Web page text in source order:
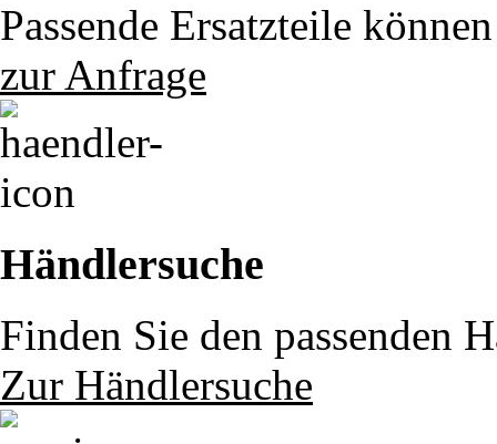
Passende Ersatzteile
zur Anfrage
Händlersuche
Finden Sie den passenden
Zur Händlersuche